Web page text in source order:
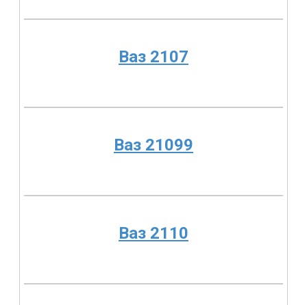
Ваз 2107
Ваз 21099
Ваз 2110